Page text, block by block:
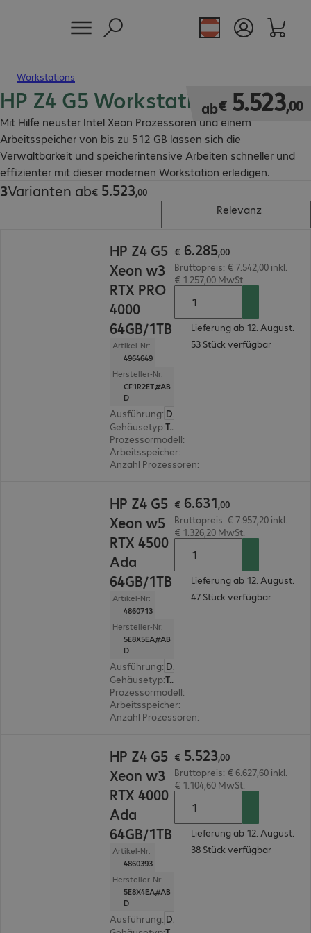
Workstations
HP Z4 G5 Workstations
Mit Hilfe neuster Intel Xeon Prozessoren und einem
Arbeitsspeicher von bis zu 512 GB lassen sich die
Verwaltbarkeit und speicherintensive Arbeiten schneller und
effizienter mit dieser modernen Workstation erledigen.
ab€ 5.523,00
€ 5.523,00
3Varianten ab€ 5.523,00
€ 5.523,00
Relevanz
HP Z4 G5
Xeon w3
RTX PRO
4000
64GB/1TB
Artikel-Nr:
4964649
Hersteller-Nr:
CF1R2ET#AB
D
Ausführung:
Gehäusetyp: Tower
Prozessormodell:
Arbeitsspeicher:
Anzahl Prozessoren:
€ 6.285,00
Bruttopreis: € 7.542,00 inkl.
€ 1.257,00 MwSt.
Lieferung ab 12. August.
53 Stück verfügbar
HP Z4 G5
Xeon w5
RTX 4500
Ada
64GB/1TB
Artikel-Nr:
4860713
Hersteller-Nr:
5E8X5EA#AB
D
Ausführung:
Gehäusetyp: Tower
Prozessormodell:
Arbeitsspeicher:
Anzahl Prozessoren:
€ 6.631,00
Bruttopreis: € 7.957,20 inkl.
€ 1.326,20 MwSt.
Lieferung ab 12. August.
47 Stück verfügbar
HP Z4 G5
Xeon w3
RTX 4000
Ada
64GB/1TB
Artikel-Nr:
4860393
Hersteller-Nr:
5E8X4EA#AB
D
Ausführung:
€ 5.523,00
Bruttopreis: € 6.627,60 inkl.
€ 1.104,60 MwSt.
Lieferung ab 12. August.
38 Stück verfügbar